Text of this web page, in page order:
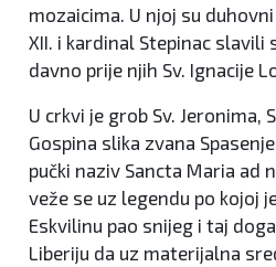
mozaicima. U njoj su
XII. i kardinal Stepinac slavili
davno prije njih Sv. Ignacije
U crkvi je grob Sv. Jeronima,
Gospina slika zvana
pučki naziv Sancta Maria ad
veže se uz legendu po kojoj
Eskvilinu pao snijeg i taj
Liberiju da uz materijalna